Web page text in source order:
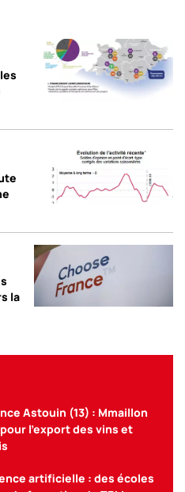
la
Astouin (13) : Mmaillon
l’export des vins et
artificielle : des écoles